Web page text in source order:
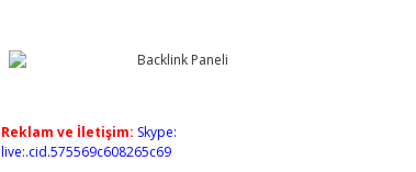
Reklam ve İletişim: Skype:
live:.cid.575569c608265c69